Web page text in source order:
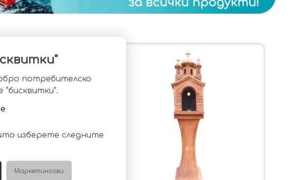
потребителско
"бисквитки".
изберете следните
Маркетингови